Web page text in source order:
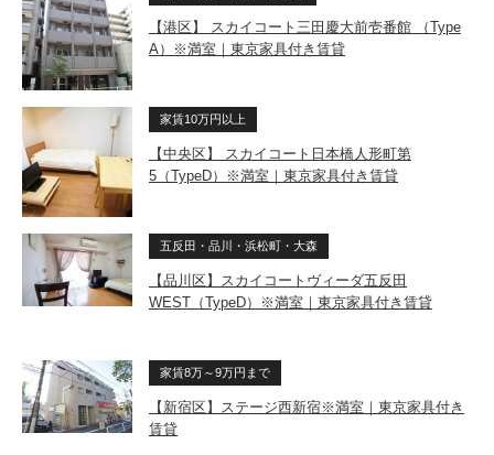
【港区】 スカイコート三田慶大前壱番館 （Type
A）※満室｜東京家具付き賃貸
家賃10万円以上
【中央区】 スカイコート日本橋人形町第
5（TypeD）※満室｜東京家具付き賃貸
五反田・品川・浜松町・大森
【品川区】スカイコートヴィーダ五反田
WEST（TypeD）※満室｜東京家具付き賃貸
家賃8万～9万円まで
【新宿区】ステージ西新宿※満室｜東京家具付き
賃貸